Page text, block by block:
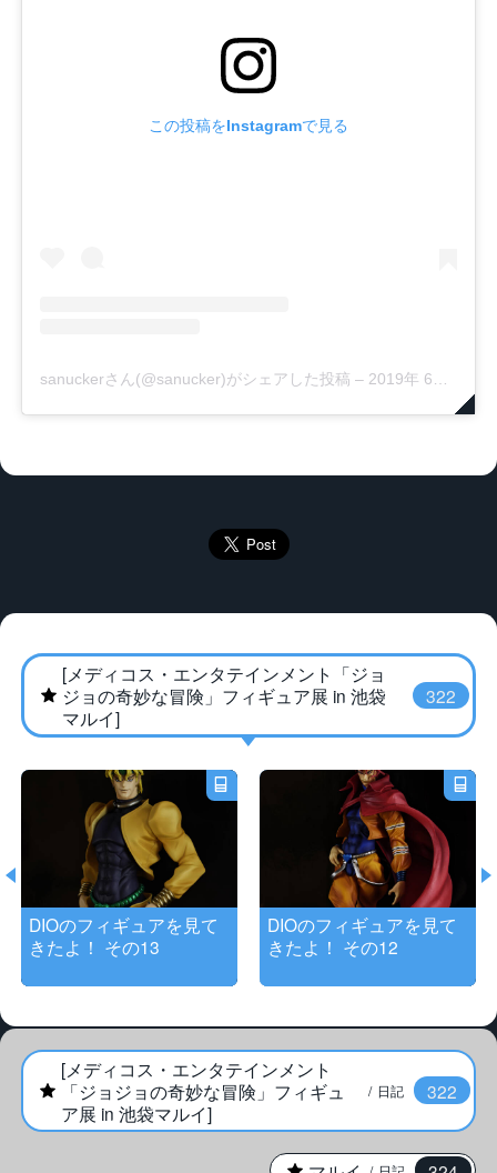
この投稿をInstagramで見る
sanuckerさん(@sanucker)がシェアした投稿 – 2019年 6月月26日午前5時56分PDT
[メディコス・エンタテインメント「ジョ
ジョの奇妙な冒険」フィギュア展 in 池袋
マルイ]
322
DIOのフィギュアを見て
きたよ！ その13
DIOのフィギュアを見て
きたよ！ その12
[メディコス・エンタテインメント
「ジョジョの奇妙な冒険」フィギュ
ア展 in 池袋マルイ]
日記 322